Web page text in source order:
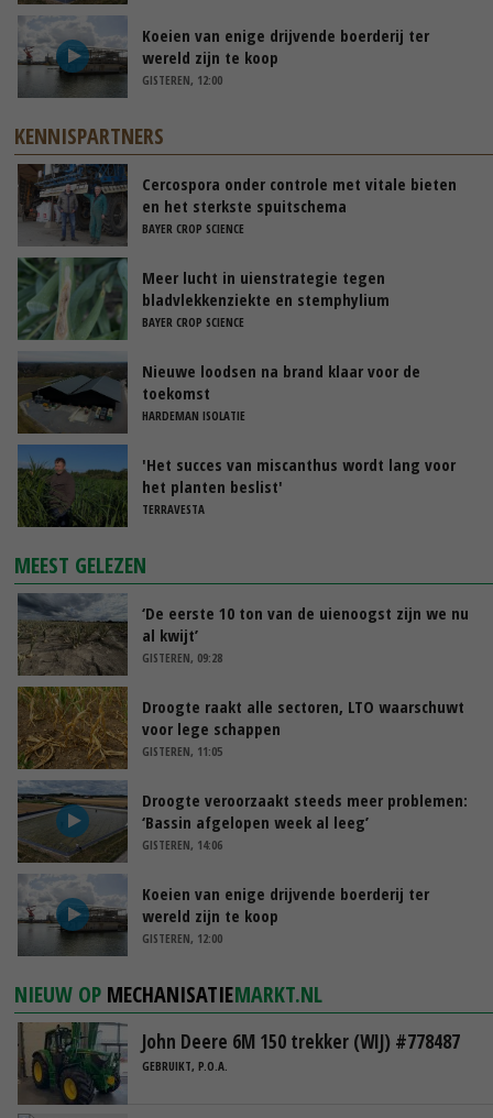
Koeien van enige drijvende boerderij ter
wereld zijn te koop
GISTEREN, 12:00
KENNISPARTNERS
Cercospora onder controle met vitale bieten
en het sterkste spuitschema
BAYER CROP SCIENCE
Meer lucht in uienstrategie tegen
bladvlekkenziekte en stemphylium
BAYER CROP SCIENCE
Nieuwe loodsen na brand klaar voor de
toekomst
HARDEMAN ISOLATIE
'Het succes van miscanthus wordt lang voor
het planten beslist'
TERRAVESTA
MEEST GELEZEN
‘De eerste 10 ton van de uienoogst zijn we nu
al kwijt’
GISTEREN, 09:28
Droogte raakt alle sectoren, LTO waarschuwt
voor lege schappen
GISTEREN, 11:05
Droogte veroorzaakt steeds meer problemen:
‘Bassin afgelopen week al leeg’
GISTEREN, 14:06
Koeien van enige drijvende boerderij ter
wereld zijn te koop
GISTEREN, 12:00
NIEUW OP MECHANISATIEMARKT.NL
John Deere 6M 150 trekker (WIJ) #778487
GEBRUIKT, P.O.A.